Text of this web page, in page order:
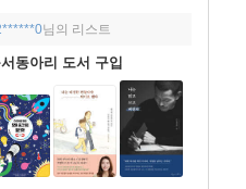
님의 리스트
동아리 도서 구입